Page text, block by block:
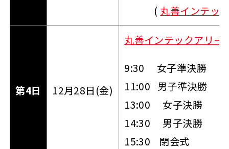
( 丸善インテッ
第4日 12月28日(金)
丸善インテックアリ
9:30 女子準決勝
11:00 男子準決勝
13:00 女子決勝
14:30 男子決勝
15:30 閉会式